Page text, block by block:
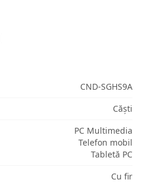
CND-SGHS9A
Căști
PC Multimedia
Telefon mobil
Tabletă PC
Cu fir